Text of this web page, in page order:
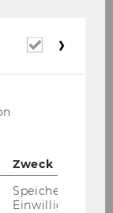
Per­so­nal
Zweck
Speichert Ihre
Einwilligung zur